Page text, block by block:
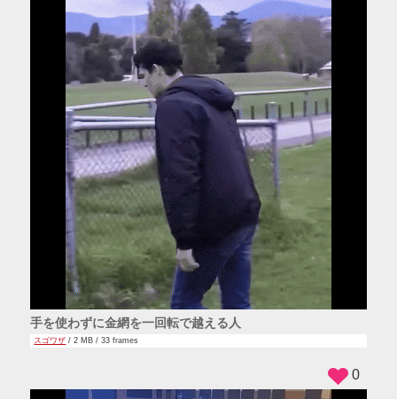
手を使わずに金網を一回転で越える人
スゴワザ / 2 MB / 33 frames
0